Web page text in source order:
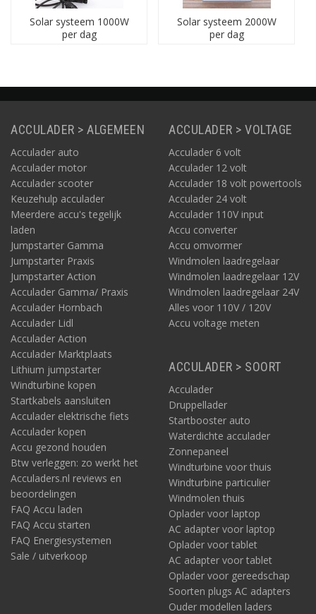
Solar systeem 1000W
per dag
Solar systeem 2000W
per dag
ACCULADER > ALGEMEEN
Acculader auto
Acculader motor
Acculader scooter
Keuzehulp acculader
Meerdere accu's tegelijk
laden
Jumpstarter Gamma
Jumpstarter Praxis
Jumpstarter Action
Acculader Gamma/ Praxis
Acculader Hornbach
Acculader Lidl
Acculader Action
Acculader Marktplaats
Lithium jumpstarter
Windturbine kopen
Startkabels aansluiten
Acculader elektrische fiets
Acculader kopen
Accu gezond houden
Btw verleggen: zo werkt het
Acculaders.nl reviews en
beoordelingen
FAQ Accu laden
FAQ Accu starten
FAQ Energiesystemen
Sale / uitverkoop
ACCULADER > VOLTAGE
Acculader 6 volt
Acculader 12 volt
Acculader 18 volt powertools
Acculader 24 volt
Acculader 110V input
Accu converter
Accu omvormer
Windmolen laadregelaar
Windmolen laadregelaar 12V
Windmolen laadregelaar 24V
Alles voor 110V / 120V
Accu voltage meten
ACCULADER > SOORT
Acculader
Druppellader
Startbooster auto
Waterdichte acculader
Zonnepaneel
Windturbine voor thuis
Windturbine particulier
Windmolen thuis
Oplader voor laptop
AC adapter voor laptop
Oplader voor tablet
AC adapter voor tablet
Oplader voor gereedschap
Soorten plugs AC adapters
Ouder modellen laders